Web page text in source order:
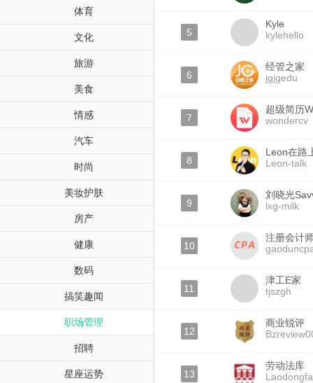
体育
文化
旅游
美食
情感
汽车
时尚
美妆护肤
房产
健康
数码
搞笑趣闻
职场管理
招聘
星座运势
5
Kyle
kylehello
6
经管之家
jgjgedu
7
超级简历
wondercv
8
Leon在路
Leon-talk
9
刘晓光
lxg-milk
10
注册会计
11
津工E家
tjszgh
12
商业锐评
13
劳动法库